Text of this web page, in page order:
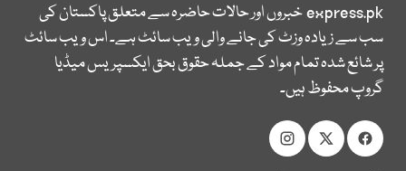
express.pkخبروں اور حالات حاضرہ سے متعلق پاکستان کی
سب سے زیادہ وزٹ کی جانے والی ویب سائٹ ہے۔ اس ویب سائٹ
پر شائع شدہ تمام مواد کے جملہ حقوق بحق ایکسپریس میڈیا
گروپ محفوظ ہیں۔